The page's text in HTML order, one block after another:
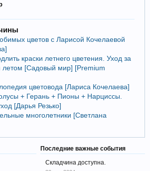
цветов с Ларисой Кочелаевой
краски летнего цветения. Уход за
летом [Садовый мир] [Premium
цветовода [Лариса Кочелаева]
+ Герань + Пионы + Нарциссы.
[Дарья Резько]
многолетники [Светлана
Последние важные события
Складчина доступна.